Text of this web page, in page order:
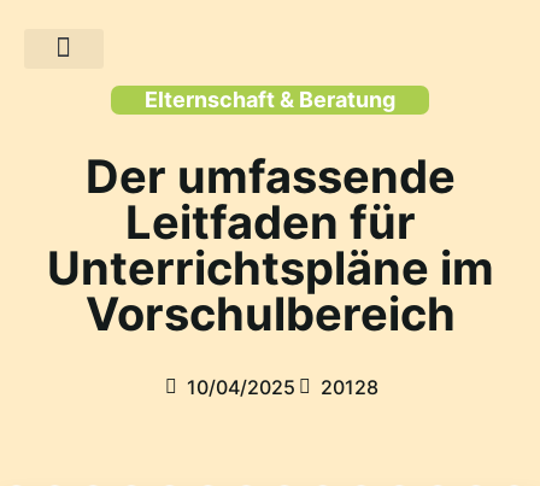
Elternschaft & Beratung
Der umfassende
Leitfaden für
Unterrichtspläne im
Vorschulbereich
10/04/2025 20128